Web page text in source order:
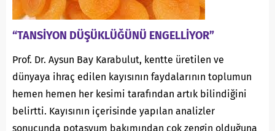
“TANSİYON DÜŞÜKLÜĞÜNÜ ENGELLİYOR”
Prof. Dr. Aysun Bay Karabulut, kentte üretilen ve
dünyaya ihraç edilen kayısının faydalarının toplumun
hemen hemen her kesimi tarafından artık bilindiğini
belirtti. Kayısının içerisinde yapılan analizler
sonucunda potasyum bakımından çok zengin olduğuna